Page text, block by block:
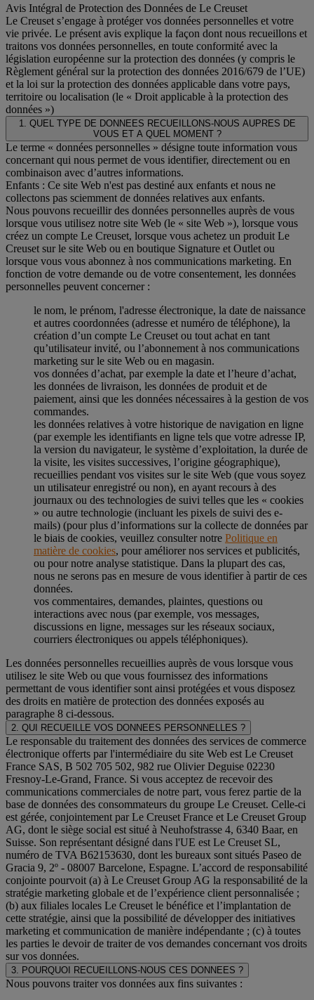
Avis Intégral de Protection des Données de Le Creuset
Le Creuset s’engage à protéger vos données personnelles et votre
vie privée. Le présent avis explique la façon dont nous recueillons et
traitons vos données personnelles, en toute conformité avec la
législation européenne sur la protection des données (y compris le
Règlement général sur la protection des données 2016/679 de l’UE)
et la loi sur la protection des données applicable dans votre pays,
territoire ou localisation (le « Droit applicable à la protection des
données »)
1. QUEL TYPE DE DONNEES RECUEILLONS-NOUS AUPRES DE
VOUS ET A QUEL MOMENT ?
Le terme « données personnelles » désigne toute information vous
concernant qui nous permet de vous identifier, directement ou en
combinaison avec d’autres informations.
Enfants : Ce site Web n'est pas destiné aux enfants et nous ne
collectons pas sciemment de données relatives aux enfants.
Nous pouvons recueillir des données personnelles auprès de vous
lorsque vous utilisez notre site Web (le « site Web »), lorsque vous
créez un compte Le Creuset, lorsque vous achetez un produit Le
Creuset sur le site Web ou en boutique Signature et Outlet ou
lorsque vous vous abonnez à nos communications marketing. En
fonction de votre demande ou de votre consentement, les données
personnelles peuvent concerner :
le nom, le prénom, l'adresse électronique, la date de naissance
et autres coordonnées (adresse et numéro de téléphone), la
création d’un compte Le Creuset ou tout achat en tant
qu’utilisateur invité, ou l’abonnement à nos communications
marketing sur le site Web ou en magasin.
vos données d’achat, par exemple la date et l’heure d’achat,
les données de livraison, les données de produit et de
paiement, ainsi que les données nécessaires à la gestion de vos
commandes.
les données relatives à votre historique de navigation en ligne
(par exemple les identifiants en ligne tels que votre adresse IP,
la version du navigateur, le système d’exploitation, la durée de
la visite, les visites successives, l’origine géographique),
recueillies pendant vos visites sur le site Web (que vous soyez
un utilisateur enregistré ou non), en ayant recours à des
journaux ou des technologies de suivi telles que les « cookies
» ou autre technologie (incluant les pixels de suivi des e-
mails) (pour plus d’informations sur la collecte de données par
le biais de cookies, veuillez consulter notre Politique en
matière de cookies, pour améliorer nos services et publicités,
ou pour notre analyse statistique. Dans la plupart des cas,
nous ne serons pas en mesure de vous identifier à partir de ces
données.
vos commentaires, demandes, plaintes, questions ou
interactions avec nous (par exemple, vos messages,
discussions en ligne, messages sur les réseaux sociaux,
courriers électroniques ou appels téléphoniques).
Les données personnelles recueillies auprès de vous lorsque vous
utilisez le site Web ou que vous fournissez des informations
permettant de vous identifier sont ainsi protégées et vous disposez
des droits en matière de protection des données exposés au
paragraphe 8 ci-dessous.
2. QUI RECUEILLE VOS DONNEES PERSONNELLES ?
Le responsable du traitement des données des services de commerce
électronique offerts par l'intermédiaire du site Web est Le Creuset
France SAS, B 502 705 502, 982 rue Olivier Deguise 02230
Fresnoy-Le-Grand, France. Si vous acceptez de recevoir des
communications commerciales de notre part, vous ferez partie de la
base de données des consommateurs du groupe Le Creuset. Celle-ci
est gérée, conjointement par Le Creuset France et Le Creuset Group
AG, dont le siège social est situé à Neuhofstrasse 4, 6340 Baar, en
Suisse. Son représentant désigné dans l'UE est Le Creuset SL,
numéro de TVA B62153630, dont les bureaux sont situés Paseo de
Gracia 9, 2º - 08007 Barcelone, Espagne. L’accord de responsabilité
conjointe pourvoit (a) à Le Creuset Group AG la responsabilité de la
stratégie marketing globale et de l’expérience client personnalisée ;
(b) aux filiales locales Le Creuset le bénéfice et l’implantation de
cette stratégie, ainsi que la possibilité de développer des initiatives
marketing et communication de manière indépendante ; (c) à toutes
les parties le devoir de traiter de vos demandes concernant vos droits
sur vos données.
3. POURQUOI RECUEILLONS-NOUS CES DONNEES ?
Nous pouvons traiter vos données aux fins suivantes :